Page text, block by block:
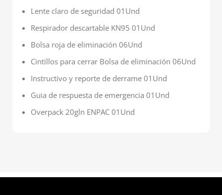
Lente claro de seguridad 01Und
Respirador descartable KN95 01Und
Bolsa roja de eliminación 06Und
Cintillos para cerrar Bolsa de eliminación 06Und
Instructivo y reporte de derrame 01Und
Guia de respuesta de emergencia 01Und
Overpack 20gln ENPAC 01Und